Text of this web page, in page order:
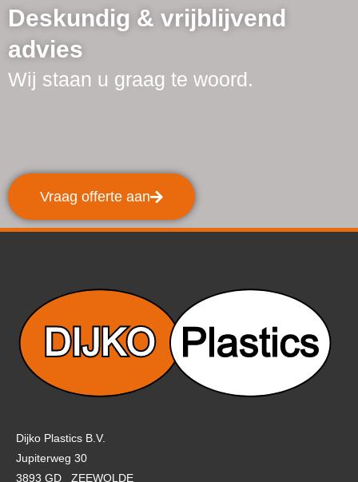
Deskundig & vrijblijvend
advies
Wij staan u graag te woord.
Vraag offerte aan
Dijko Plastics B.V.
Jupiterweg 30
3893 GD ZEEWOLDE